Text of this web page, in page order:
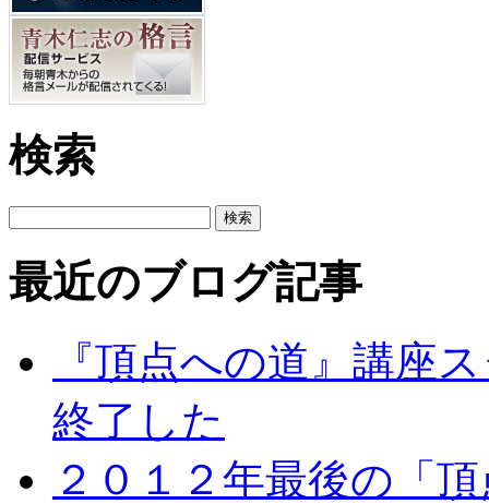
検索
最近のブログ記事
『頂点への道』講座
終了した
２０１２年最後の